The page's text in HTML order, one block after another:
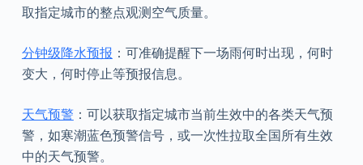
取指定城市的整点观测空气质量。
分钟级降水预报 ：可准确提醒下一场雨何时出现，何时
变大，何时停止等预报信息。
天气预警 ：可以获取指定城市当前生效中的各类天气预
警，如寒潮蓝色预警信号，或一次性拉取全国所有生效
中的天气预警。